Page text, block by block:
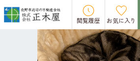
閲覧履歴 お気に入り